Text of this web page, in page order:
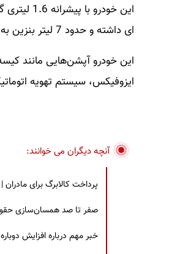
ای داشته و حدود 7 لیتر بنزین به صورت ترکیبی استفاده می‌کند.
این خودرو آپشن‌هایی مانند
ایزوفیکس، سیستم تهویه
آنچه دیگران می خوانند:
پرداخت کالابرگ برای مادران | واریزی یارانه معیشتی با 30
صفر تا صد همسان‌سازی حقوق
خبر مهم درباره افزایش